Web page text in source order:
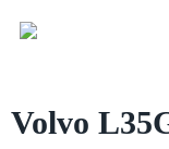
Volvo